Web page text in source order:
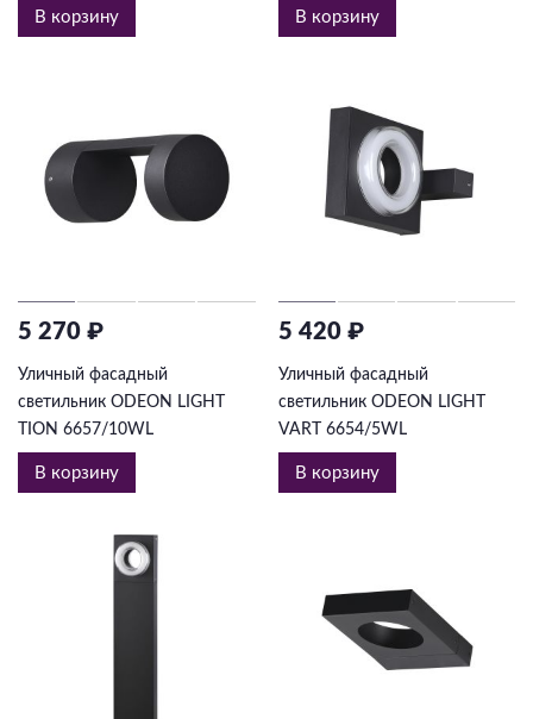
В корзину В корзину
5 270 ₽
Уличный фасадный
светильник ODEON LIGHT
TION 6657/10WL
В корзину
5 420 ₽
Уличный фасадный
светильник ODEON LIGHT
VART 6654/5WL
В корзину